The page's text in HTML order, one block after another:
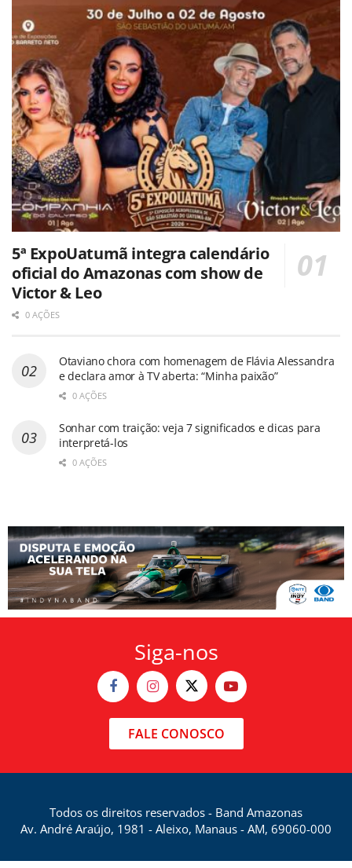
5ª ExpoUatumã integra calendário
oficial do Amazonas com show de
Victor & Leo
0 AÇÕES
Otaviano chora com homenagem de Flávia Alessandra
e declara amor à TV aberta: “Minha paixão”
0 AÇÕES
Sonhar com traição: veja 7 significados e dicas para
interpretá-los
0 AÇÕES
Siga-nos
FALE CONOSCO
Todos os direitos reservados - Band Amazonas
Av. André Araújo, 1981 - Aleixo, Manaus - AM, 69060-000